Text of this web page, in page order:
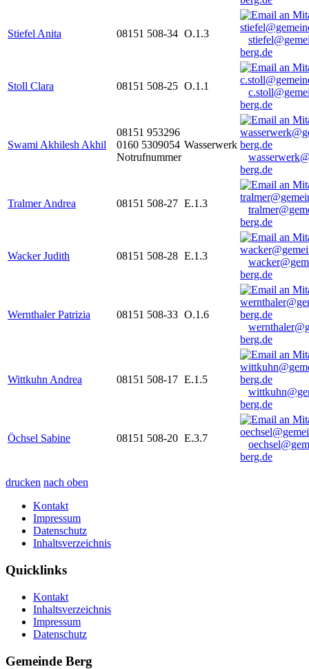
Stiefel Anita 08151 508-34 O.1.3
berg.de
Stoll Clara 08151 508-25 O.1.1
berg.de
Swami Akhilesh Akhil
08151 953296
0160 5309054
Notrufnummer
Wasserwerk
berg.de
Tralmer Andrea 08151 508-27 E.1.3
berg.de
Wacker Judith 08151 508-28 E.1.3
berg.de
Wernthaler Patrizia 08151 508-33 O.1.6
berg.de
Wittkuhn Andrea 08151 508-17 E.1.5
berg.de
Öchsel Sabine 08151 508-20 E.3.7
berg.de
drucken nach oben
Kontakt
Impressum
Datenschutz
Inhaltsverzeichnis
Quicklinks
Kontakt
Inhaltsverzeichnis
Impressum
Datenschutz
Gemeinde Berg